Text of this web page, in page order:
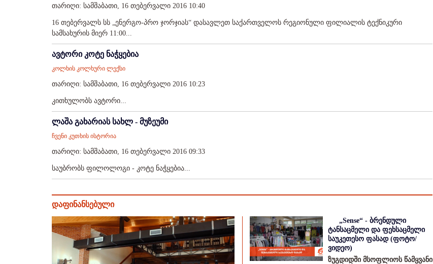
თარიღი: სამშაბათი, 16 თებერვალი 2016 10:40
16 თებერვალს სს „ენერგო-პრო ჯორჯიას“ დასავლეთ საქართველოს რეგიონული ფილიალის ტექნიკური
სამსახურის მიერ 11:00...
ავტორი კოტე ნაჭყებია
კოლხის კოლხური ლექსი
თარიღი: სამშაბათი, 16 თებერვალი 2016 10:23
კითხულობს ავტორი...
ლაშა გახარიას სახლ - მუზეუმი
ჩვენი კუთხის ისტორია
თარიღი: სამშაბათი, 16 თებერვალი 2016 09:33
საუბრობს ფილოლოგი - კოტე ნაჭყებია...
დაფინანსებული
„Sense“ - ბრენდული
ტანსაცმელი და ფეხსაცმელი
საუკეთესო ფასად (ფოტო/
ვიდეო)
ზუგდიდში მსოფლიოს წამყვანი